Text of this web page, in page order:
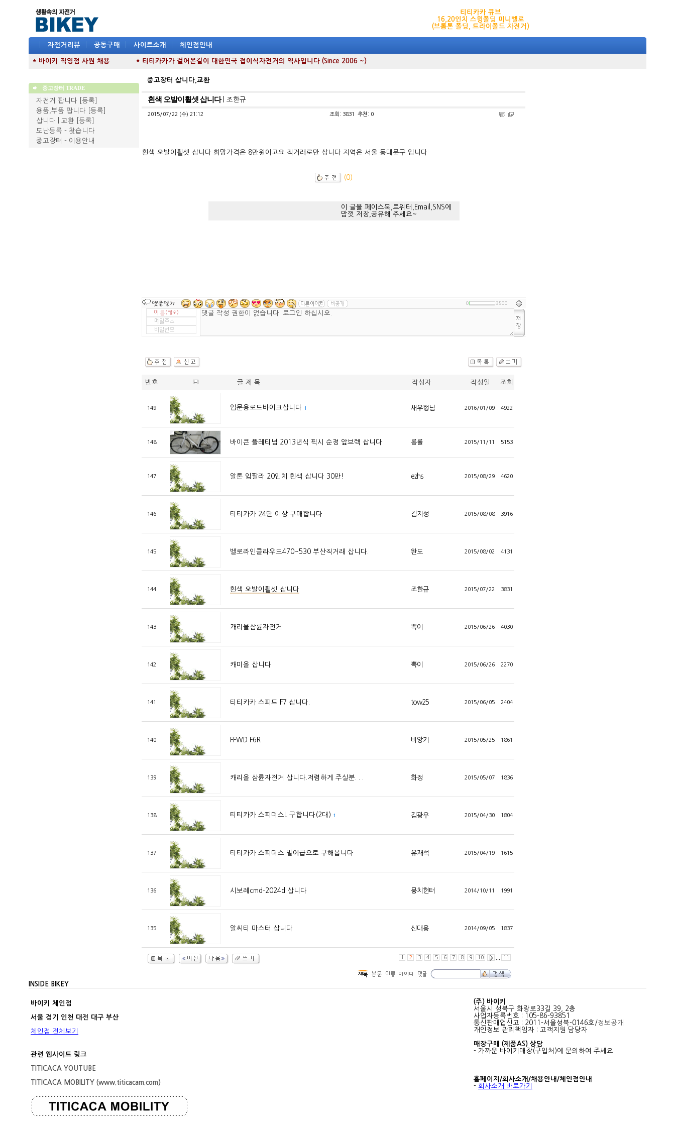
티티카카 큐브
16,20인치 스윙폴딩 미니벨로
(브롬톤 폴딩, 트라이폴드 자전거)
자전거리뷰 공동구매 사이트소개 체인점안내
* 바이키 직영점 사원 채용 * 티티카카가 걸어온길이 대한민국 접이식자전거의 역사입니다 (Since 2006 ~)
중고장터 TRADE
자전거 팝니다
[등록]
용품,부품 팝니다
[등록]
삽니다 | 교환
[등록]
도난등록 - 찾습니다
중고장터 - 이용안내
중고장터 삽니다,교환
흰색 오발이휠셋 삽니다| 조한규
2015/07/22 (수) 21:12 조회: 3831 추천: 0
흰색 오발이휠셋 삽니다 희망가격은 8만원이고요 직거래로만 삽니다 지역은 서울 동대문구 입니다
(0)
이 글을 페이스북,트위터,Email,SNS에
맘껏 저장,공유해 주세요~
0 3500
번호 글 제 목 작성자 작성일 조회
149 입문용로드바이크삽니다 1 새우형님 2016/01/09 4922
148 바이큰 플레티넘 2013년식 픽시 순정 앞브렉 삽니다 롱롤 2015/11/11 5153
147 알톤 임팔라 20인치 흰색 삽니다 30만! ezhs 2015/08/29 4620
146 티티카카 24단 이상 구매합니다 김지성 2015/08/08 3916
145 벨로라인클라우드470~530 부산직거래 삽니다. 완도 2015/08/02 4131
144 흰색 오발이휠셋 삽니다 조한규 2015/07/22 3831
143 캐리올삼륜자전거 뽁이 2015/06/26 4030
142 캐미올 삽니다 뽁이 2015/06/26 2270
141 티티카카 스피드 F7 삽니다. tow25 2015/06/05 2404
140 FFWD F6R 비앙키 2015/05/25 1861
139 캐리올 삼륜자전거 삽니다.저렴하게 주실분. . . 화정 2015/05/07 1836
138 티티카카 스피더스L 구합니다(2대) 1 김광우 2015/04/30 1804
137 티티카카 스피더스 밑에급으로 구해봅니다 유재석 2015/04/19 1615
136 시보레cmd-2024d 삽니다 뭉치헌터 2014/10/11 1991
135 알씨티 마스터 삽니다 신대용 2014/09/05 1837
1 2 3 4 5 6 7 8 9 10 11
INSIDE BIKEY
바이키 체인점
서울 경기 인천 대전 대구 부산
체인점 전체보기
관련 웹사이트 링크
TITICACA YOUTUBE
TITICACA MOBILITY (www.titicacam.com)
(주) 바이키
서울시 성북구 화랑로33길 39, 2층
사업자등록번호 : 105-86-93851
통신판매업신고 : 2011-서울성북-0146호/정보공개
개인정보 관리책임자 : 고객지원 담당자
매장구매 (제품AS) 상담
- 가까운 바이키매장(구입처)에 문의하여 주세요.
홈페이지/회사소개/채용안내/체인점안내
- 회사소개 바로가기